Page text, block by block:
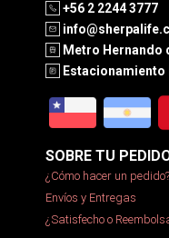
+56 2 2244 3777
info@sherpalife.cl
Metro Hernando
Estacionamiento
SOBRE TU
¿Cómo hacer un pedido?
Envíos y Entregas
¿Satisfecho o